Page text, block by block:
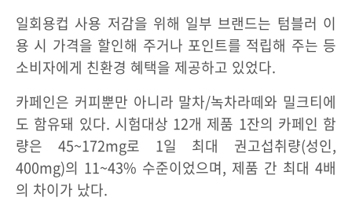
일회용컵 사용 저감을 위해 일부 브랜드는 텀블러 이
용 시 가격을 할인해 주거나 포인트를 적립해 주는 등
소비자에게 친환경 혜택을 제공하고 있었다.
카페인은 커피뿐만 아니라 말차/녹차라떼와 밀크티에
도 함유돼 있다. 시험대상 12개 제품 1잔의 카페인 함
량은 45~172mg로 1일 최대 권고섭취량(성인,
400mg)의 11~43% 수준이었으며, 제품 간 최대 4배
의 차이가 났다.